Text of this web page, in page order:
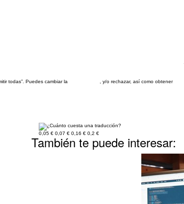
todas”. Puedes cambiar la
, y/o rechazar, así como obtener
0,05 € 0,07 € 0,16 € 0,2 €
También te puede interesar: